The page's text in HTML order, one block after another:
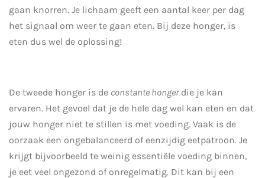
gaan knorren. Je lichaam geeft een aantal keer per dag
het signaal om weer te gaan eten. Bij deze honger, is
eten dus wel de oplossing!
De tweede honger is de constante hongerdie je kan
ervaren. Het gevoel dat je de hele dag wel kan eten en dat
jouw honger niet te stillen is met voeding. Vaak is de
oorzaak een ongebalanceerd of eenzijdig eetpatroon. Je
krijgt bijvoorbeeld te weinig essentiële voeding binnen,
je eet veel ongezond of onregelmatig. Dit kan bij een